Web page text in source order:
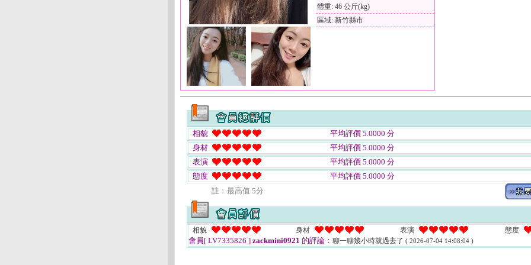
體重: 46 公斤(kg)
區域: 新竹縣市
相貌
平均評價 5.0000 分
身材
平均評價 5.0000 分
表演
平均評價 5.0000 分
態度
平均評價 5.0000 分
註﹕最高值 5分
相貌 身材 表演 態度
會員[ LV7335826 ] zackmini0921 的評論： 聊一聊幾小時就過去了 ( 2026-07-04 14:08:04 )